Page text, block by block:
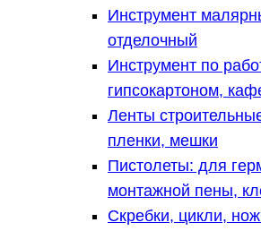
Инструмент
отделочный
Инструмент по
гипсокартоном,
Ленты
пленки, мешки
Пистолеты: для
монтажной пены,
Скребки, цикли,